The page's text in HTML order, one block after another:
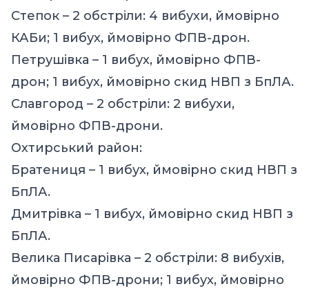
Степок – 2 обстріли: 4 вибухи, ймовірно
КАБи; 1 вибух, ймовірно ФПВ-дрон.
Петрушівка – 1 вибух, ймовірно ФПВ-
дрон; 1 вибух, ймовірно скид НВП з БпЛА.
Славгород – 2 обстріли: 2 вибухи,
ймовірно ФПВ-дрони.
Охтирський район:
Братениця – 1 вибух, ймовірно скид НВП з
БпЛА.
Дмитрівка – 1 вибух, ймовірно скид НВП з
БпЛА.
Велика Писарівка – 2 обстріли: 8 вибухів,
ймовірно ФПВ-дрони; 1 вибух, ймовірно